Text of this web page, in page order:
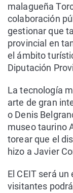
malagueña
colaboración
gestionar que
provincial en
el ámbito
Diputación
La tecnología
arte de gran
o Denis
museo taurino
torear que el
hizo a Javier
El CEIT será
visitantes